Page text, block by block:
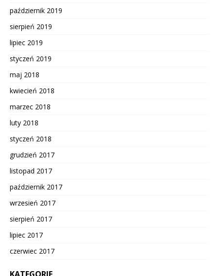
październik 2019
sierpień 2019
lipiec 2019
styczeń 2019
maj 2018
kwiecień 2018
marzec 2018
luty 2018
styczeń 2018
grudzień 2017
listopad 2017
październik 2017
wrzesień 2017
sierpień 2017
lipiec 2017
czerwiec 2017